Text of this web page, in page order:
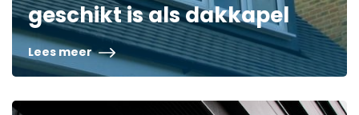
geschikt is als dakkapel
Lees meer